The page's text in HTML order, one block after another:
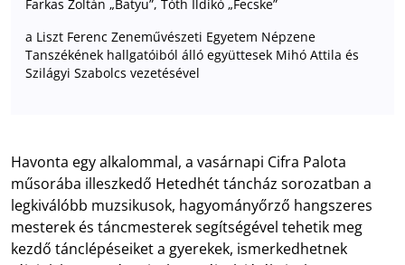
Farkas Zoltán „Batyu”, Tóth Ildikó „Fecske”
a Liszt Ferenc Zeneművészeti Egyetem Népzene
Tanszékének hallgatóiból álló együttesek Mihó Attila és
Szilágyi Szabolcs vezetésével
Havonta egy alkalommal, a vasárnapi Cifra Palota
műsorába illeszkedő Hetedhét táncház sorozatban a
legkiválóbb muzsikusok, hagyományőrző hangszeres
mesterek és táncmesterek segítségével tehetik meg
kezdő tánclépéseiket a gyerekek, ismerkedhetnek